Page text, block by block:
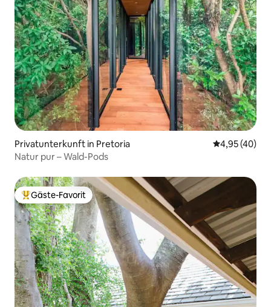
Privatunterkunft in Pretoria
4,95 (40)
Natur pur – Wald-Pods
Beliebter Gäste-Favorit.
Gäste-Favorit